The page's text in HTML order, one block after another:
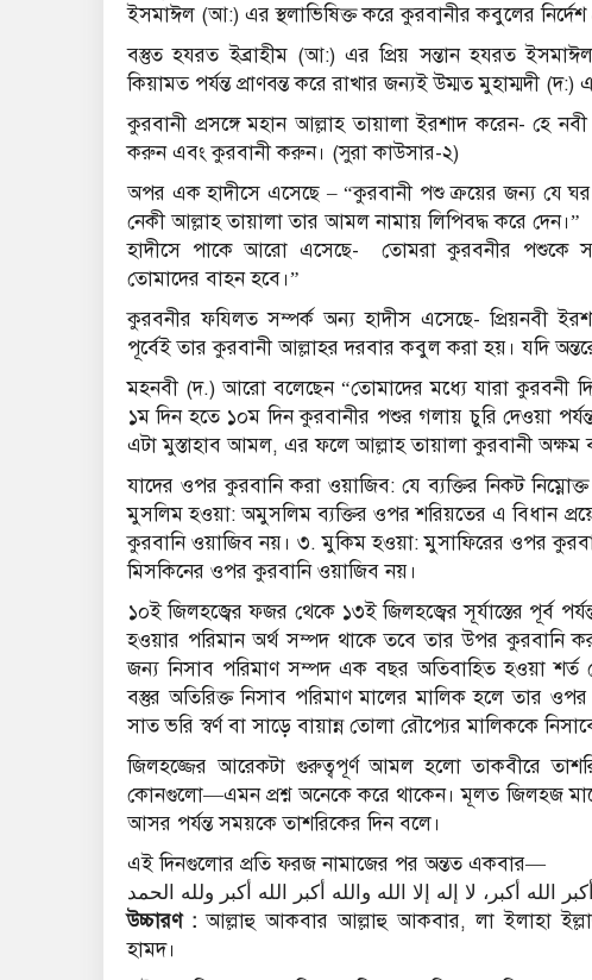
ইসমাঈল (আ:) এর স্থলাভিষিক্ত করে কুরবানীর কবুলের নির্দেশ
বস্তুত হযরত ইব্রাহীম (আ:) এর প্রিয় সন্তান হযরত
কিয়ামত পর্যন্ত প্রাণবন্ত করে রাখার জন্যই উম্মত মুহাম্মদী
কুরবানী প্রসঙ্গে মহান আল্লাহ তায়ালা ইরশাদ করেন- হে
করুন এবং কুরবানী করুন। (সুরা কাউসার-২)
অপর এক হাদীসে এসেছে – “কুরবানী পশু ক্রয়ের জন্য যে
নেকী আল্লাহ তায়ালা তার আমল নামায় লিপিবদ্ধ করে দেন।”
হাদীসে পাকে আরো এসেছে- তােমরা কুরবনীর পশুকে
তােমাদের বাহন হবে।”
কুরবনীর ফযিলত সম্পর্ক অন্য হাদীস এসেছে- প্রিয়নবী
পূর্বেই তার কুরবানী আল্লাহর দরবার কবুল করা হয়। যদি
মহনবী (দ.) আরো বলেছেন “তােমাদের মধ্যে যারা কুরবনী
১ম দিন হতে ১০ম দিন কুরবানীর পশুর গলায় চুরি দেওয়া
এটা মুস্তাহাব আমল, এর ফলে আল্লাহ তায়ালা কুরবানী অক্ষম
যাদের ওপর কুরবানি করা ওয়াজিব: যে ব্যক্তির নিকট
মুসলিম হওয়া: অমুসলিম ব্যক্তির ওপর শরিয়তের এ বিধান
কুরবানি ওয়াজিব নয়। ৩. মুকিম হওয়া: মুসাফিরের ওপর
মিসকিনের ওপর কুরবানি ওয়াজিব নয়।
১০ই জিলহজ্বের ফজর থেকে ১৩ই জিলহজ্বের সূর্যাস্তের পূর্ব
হওয়ার পরিমান অর্থ সম্পদ থাকে তবে তার উপর কুরবানি
জন্য নিসাব পরিমাণ সম্পদ এক বছর অতিবাহিত হওয়া শর্ত
বস্তুর অতিরিক্ত নিসাব পরিমাণ মালের মালিক হলে তার
সাত ভরি স্বর্ণ বা সাড়ে বায়ান্ন তোলা রৌপ্যের মালিককে
জিলহজ্জের আরেকটা গুরুত্বপূর্ণ আমল হলো তাকবীরে
কোনগুলো—এমন প্রশ্ন অনেকে করে থাকেন। মূলত জিলহজ
আসর পর্যন্ত সময়কে তাশরিকের দিন বলে।
এই দিনগুলোর প্রতি ফরজ নামাজের পর অন্তত একবার—
উচ্চারণ : আল্লাহু আকবার আল্লাহু আকবার, লা ইলাহা
হামদ।